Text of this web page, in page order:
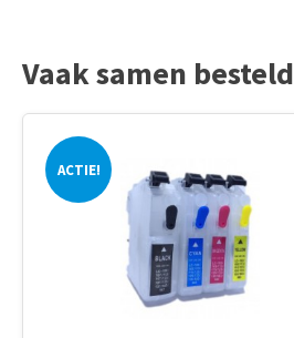
Vaak samen besteld
ACTIE!